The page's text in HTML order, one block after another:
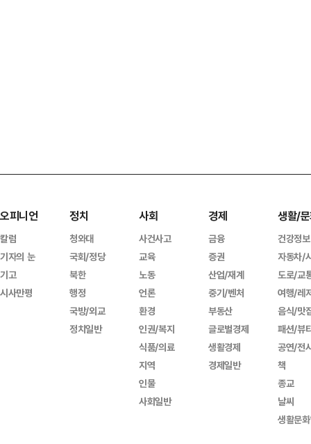
오피니언
칼럼
기자의 눈
기고
시사만평
정치
청와대
국회/정당
북한
행정
국방/외교
정치일반
사회
사건사고
교육
노동
언론
환경
인권/복지
식품/의료
지역
인물
사회일반
경제
금융
증권
산업/재계
중기/벤처
부동산
글로벌경제
생활경제
경제일반
생활/
건강정보
자동차/
도로/교
여행/레
음식/맛
패션/뷰
공연/전
책
종교
날씨
생활문